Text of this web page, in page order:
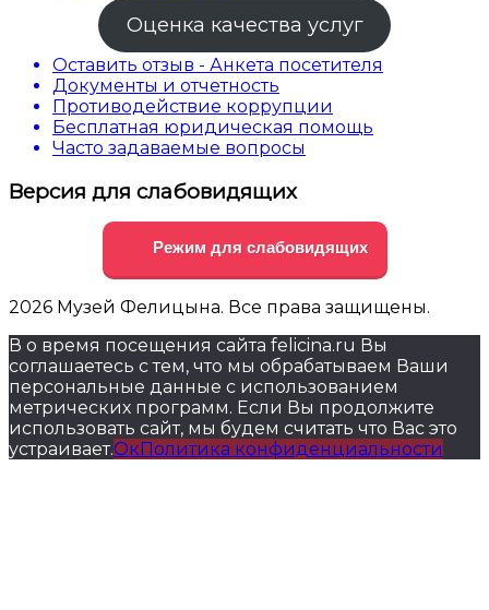
Оценка качества услуг
Оставить отзыв - Анкета посетителя
Документы и отчетность
Противодействие коррупции
Бесплатная юридическая помощь
Часто задаваемые вопросы
Версия для слабовидящих
Режим для слабовидящих
2026 Музей Фелицына. Все права защищены.
В о время посещения сайта felicina.ru Вы
соглашаетесь с тем, что мы обрабатываем Ваши
персональные данные с использованием
метрических программ. Если Вы продолжите
использовать сайт, мы будем считать что Вас это
устраивает.ОкПолитика конфиденциальности